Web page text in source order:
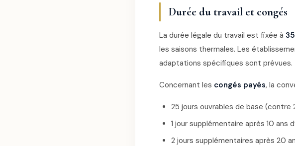
Durée du travail et congés
La durée légale du travail est fixée à
les saisons thermales. Les
adaptations spécifiques sont prévues.
Concernant les congés payés, la
25 jours ouvrables de base (contre
1 jour supplémentaire après 10 ans
2 jours supplémentaires après 20